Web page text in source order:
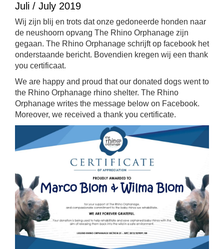
Juli / July 2019
Wij zijn blij en trots dat onze gedoneerde honden naar
de neushoorn opvang The Rhino Orphanage zijn
gegaan. The Rhino Orphanage schrijft op facebook het
onderstaande bericht. Bovendien kregen wij een thank
you certificaat.
We are happy and proud that our donated dogs went to
the Rhino Orphanage rhino shelter. The Rhino
Orphanage writes the message below on Facebook.
Moreover, we received a thank you certificate.